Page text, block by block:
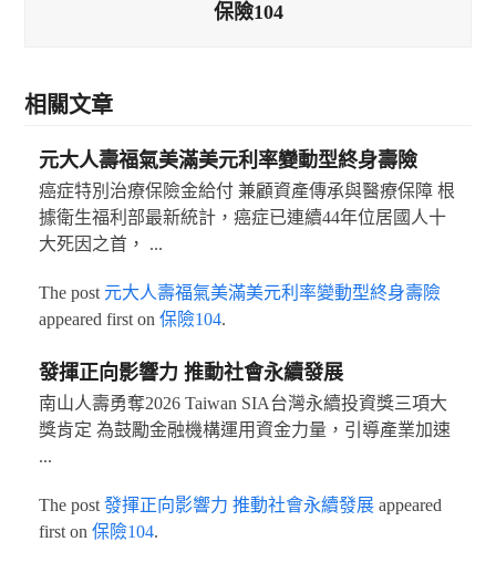
保險104
相關文章
元大人壽福氣美滿美元利率變動型終身壽險
癌症特別治療保險金給付 兼顧資產傳承與醫療保障 根
據衛生福利部最新統計，癌症已連續44年位居國人十
大死因之首， ...
The post 元大人壽福氣美滿美元利率變動型終身壽險
appeared first on 保險104.
發揮正向影響力 推動社會永續發展
南山人壽勇奪2026 Taiwan SIA台灣永續投資獎三項大
獎肯定 為鼓勵金融機構運用資金力量，引導產業加速
...
The post 發揮正向影響力 推動社會永續發展appeared
first on 保險104.